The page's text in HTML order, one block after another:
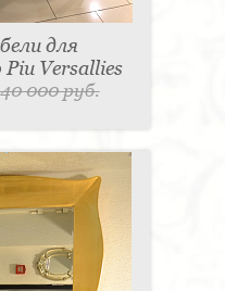
для
Versallies
000 руб.